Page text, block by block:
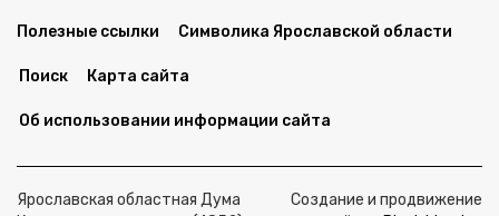
Полезные ссылки Символика Ярославской области
Поиск Карта сайта
Об использовании информации сайта
Ярославская областная Дума
Создание и продвижение